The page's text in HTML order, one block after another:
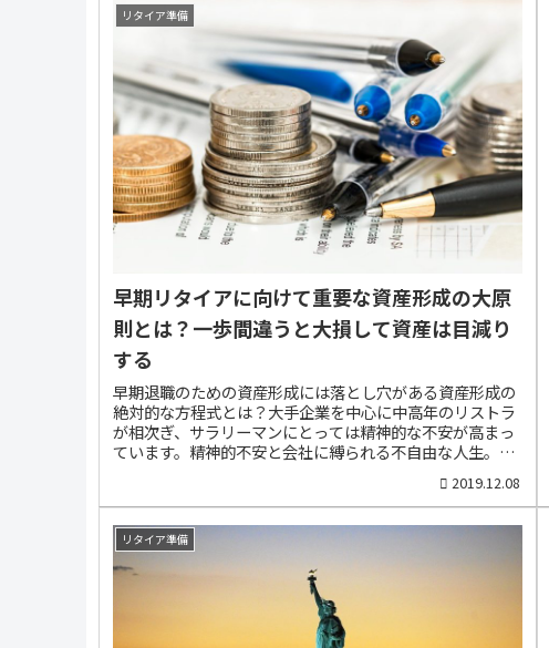
防衛のために企業は先手を打って45歳以上の中高年のリス
トラを急いでいるのかもしれません。年を取るにつれて、
人間は労働者としてポンコツ化します。体力や思考力、記
憶力、視力、判断力、持久力・・・どれをとっても衰えま
す。これは能力の問題ではなく自然の摂理です。ですか
ら、有能な人ほど自分の引き際を考えるものです。私はサ
ラリーマン時代、10年後には早期退職すると決心し、金融
資産を形成する...
リタイア準備
早期リタイアに向けて重要な資産形成の大原
則とは？一歩間違うと大損して資産は目減り
する
早期退職のための資産形成には落とし穴がある資産形成の
絶対的な方程式とは？大手企業を中心に中高年のリストラ
が相次ぎ、サラリーマンにとっては精神的な不安が高まっ
ています。精神的不安と会社に縛られる不自由な人生。
マンが増えるのは無理もありません。しかし、どんな副業
であっても、長年にわたって生活を支える安定収入になる
かといえば、「ノー」と言わざるを得ません。早期退職し
た後、経済的な不安を感じることなく自由に生きるために
は、いつでもキャッシュ化できる金融資産と、貯蓄の目減
りを軽減する副収入（副業）のバランスが大切になってき
ます。ですから、今回は、退職後に無収入になっても20年
前後は生きていけるだけの金融資産をどうすれば貯めるこ
2019.12.08
リタイア準備